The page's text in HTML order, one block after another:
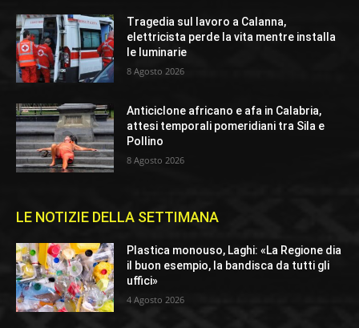
Tragedia sul lavoro a Calanna,
elettricista perde la vita mentre installa
le luminarie
8 Agosto 2026
Anticiclone africano e afa in Calabria,
attesi temporali pomeridiani tra Sila e
Pollino
8 Agosto 2026
LE NOTIZIE DELLA SETTIMANA
Plastica monouso, Laghi: «La Regione dia
il buon esempio, la bandisca da tutti gli
uffici»
4 Agosto 2026